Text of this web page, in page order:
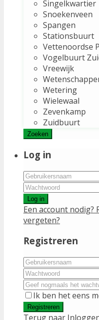
Singelkwartier
Snoekenveen
Spangen
Stationsbuurt
Vettenoordse
Vogelbuurt
Vreewijk
Wetering
Wielewaal
Zevenkamp
Zuidbuurt
Zoeken
Log in
Log in
Een account nodig?
vergeten?
Registreren
Ik ben het eens
Registreren
Terug naar